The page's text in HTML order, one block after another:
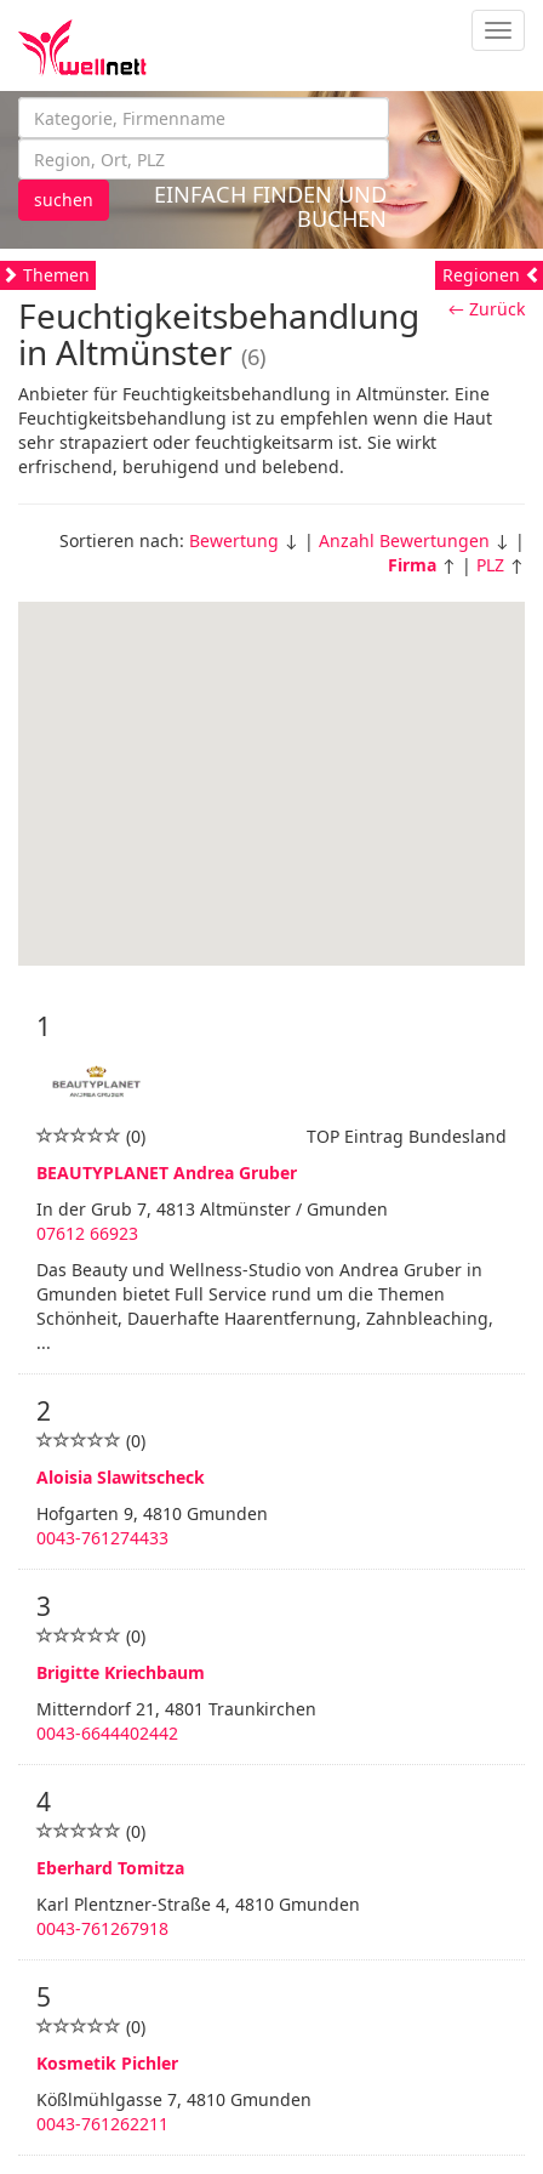
suchen
EINFACH FINDEN UND
BUCHEN
Themen
← Zurück
Feuchtigkeitsbehandlung
in Altmünster (6)
Anbieter für Feuchtigkeitsbehandlung in Altmünster. Eine
Feuchtigkeitsbehandlung ist zu empfehlen wenn die Haut
sehr strapaziert oder feuchtigkeitsarm ist. Sie wirkt
erfrischend, beruhigend und belebend.
Sortieren nach: Bewertung ↓ | Anzahl Bewertungen ↓ |
Firma ↑ | PLZ ↑
1
TOP Eintrag Bundesland
(0)
BEAUTYPLANET Andrea Gruber
In der Grub 7, 4813 Altmünster / Gmunden
07612 66923
Das Beauty und Wellness-Studio von Andrea Gruber in
Gmunden bietet Full Service rund um die Themen
Schönheit, Dauerhafte Haarentfernung, Zahnbleaching,
...
2
(0)
Aloisia Slawitscheck
Hofgarten 9, 4810 Gmunden
0043-761274433
3
(0)
Brigitte Kriechbaum
Mitterndorf 21, 4801 Traunkirchen
0043-6644402442
4
(0)
Eberhard Tomitza
Karl Plentzner-Straße 4, 4810 Gmunden
0043-761267918
5
(0)
Kosmetik Pichler
Kößlmühlgasse 7, 4810 Gmunden
0043-761262211
Regionen